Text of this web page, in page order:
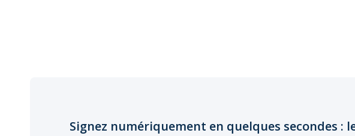
Signez numériquement en quelques secondes :